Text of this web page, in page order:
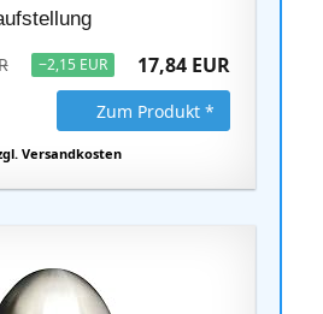
−2,15 EUR 17,84 EUR
Zum Produkt *
Versandkosten